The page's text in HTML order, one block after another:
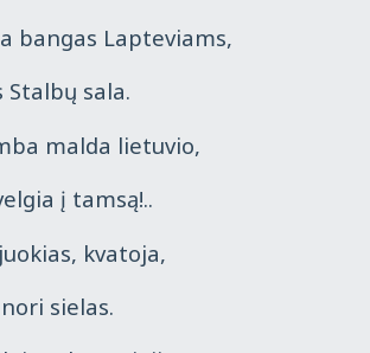
bangas Lapteviams,
sala.
malda lietuvio,
į tamsą!..
kvatoja,
sielas.